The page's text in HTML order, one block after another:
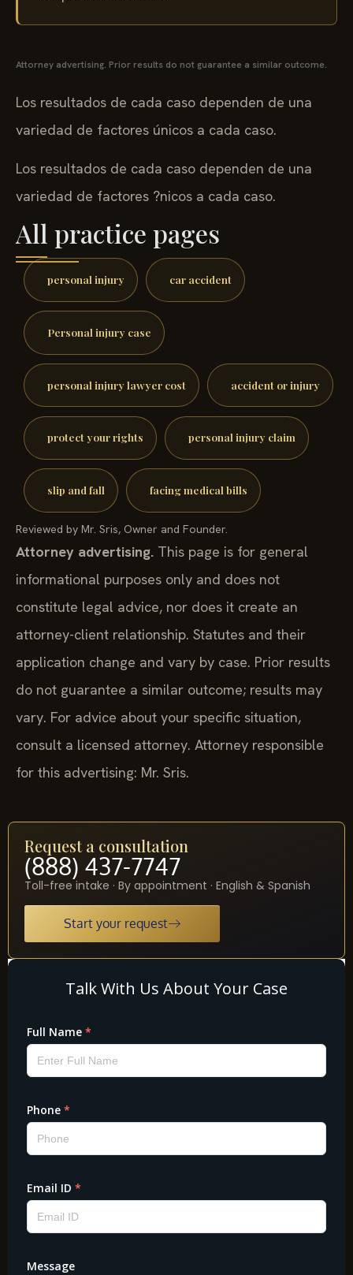
Attorney advertising. Prior results do not guarantee a similar outcome.
Los resultados de cada caso dependen de una
variedad de factores únicos a cada caso.
Los resultados de cada caso dependen de una
variedad de factores ?nicos a cada caso.
All practice pages
personal injury car accident
Personal injury case
personal injury lawyer cost accident or injury
protect your rights personal injury claim
slip and fall facing medical bills
Reviewed by Mr. Sris, Owner and Founder.
Attorney advertising. This page is for general
informational purposes only and does not
constitute legal advice, nor does it create an
attorney-client relationship. Statutes and their
application change and vary by case. Prior results
do not guarantee a similar outcome; results may
vary. For advice about your specific situation,
consult a licensed attorney. Attorney responsible
for this advertising: Mr. Sris.
Request a consultation
(888) 437-7747
Toll-free intake · By appointment · English & Spanish
Start your request